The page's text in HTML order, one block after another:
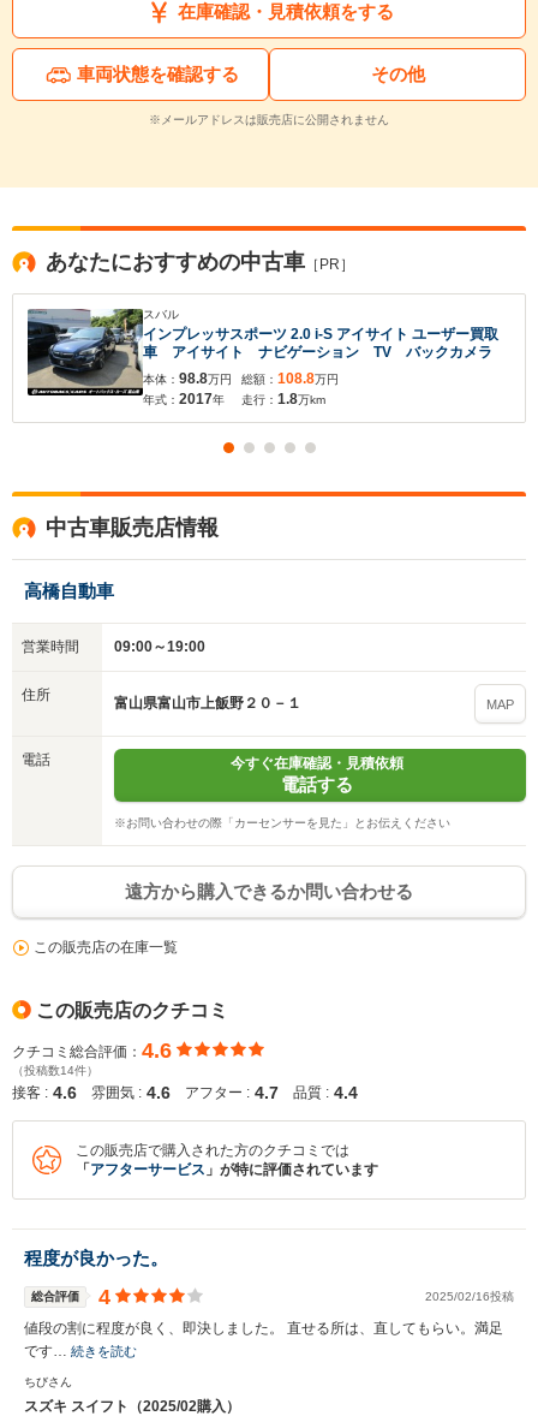
在庫確認・見積依頼をする
車両状態を確認する その他
※メールアドレスは販売店に公開されません
あなたにおすすめの中古車 ［PR］
スバル
インプレッサスポーツ 2.0 i-S アイサイト ユーザー買取
車 アイサイト ナビゲーション TV バックカメラ
本体： 98.8万円
年式： 2017年
総額： 108.8万円
走行： 1.8万km
中古車販売店情報
高橋自動車
営業時間 09:00～19:00
住所 富山県富山市上飯野２０－１ MAP
電話 今すぐ在庫確認・見積依頼
電話する
※お問い合わせの際「カーセンサーを見た」とお伝えください
遠方から購入できるか問い合わせる
この販売店の在庫一覧
この販売店のクチコミ
クチコミ総合評価： 4.6
（投稿数14件）
接客 : 4.6 雰囲気 : 4.6 アフター : 4.7 品質 : 4.4
この販売店で購入された方のクチコミでは
「 アフターサービス 」が特に評価されています
程度が良かった。
総合評価 4 2025/02/16投稿
値段の割に程度が良く、即決しました。 直せる所は、直してもらい。満足
です… 続きを読む
ちびさん
スズキ スイフト（2025/02購入）